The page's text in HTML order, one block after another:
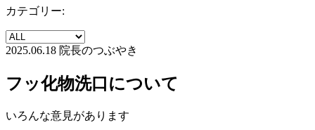
カテゴリー:
2025.06.18 院長のつぶやき
フッ化物洗口について
いろんな意見があります